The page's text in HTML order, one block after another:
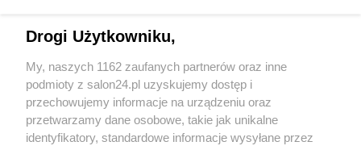
Sport
Społeczeństwo
Kultura
Drogi Użytkowniku,
My, naszych 1162 zaufanych partnerów oraz inne
podmioty z salon24.pl uzyskujemy dostęp i
przechowujemy informacje na urządzeniu oraz
przetwarzamy dane osobowe, takie jak unikalne
identyfikatory, standardowe informacje wysyłane przez